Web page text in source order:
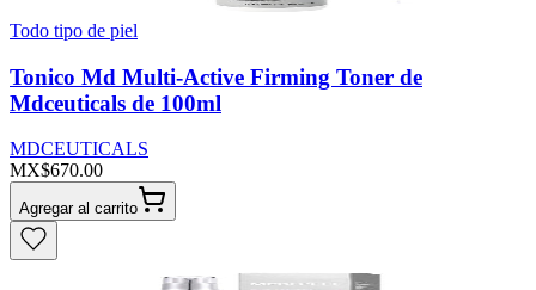
Todo tipo de piel
Tonico Md Multi-Active Firming Toner de
Mdceuticals de 100ml
MDCEUTICALS
MX$670.00
Agregar al carrito